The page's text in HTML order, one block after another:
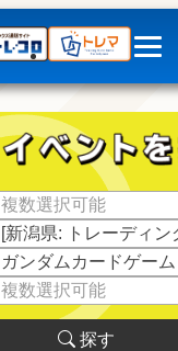
複数選択可能
[新潟県: トレーディ
ガンダムカードゲーム
複数選択可能
探す